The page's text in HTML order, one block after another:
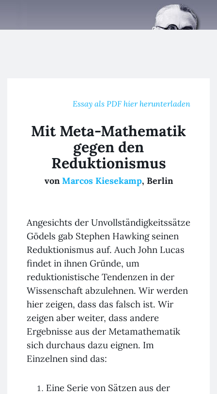
Kurt Gödel
Essay als PDF hier herunterladen
Mit Meta-Mathematik
gegen den
Reduktionismus
vonMarcos Kiesekamp, Berlin
Angesichts der Unvollständigkeitssätze
Gödels gab Stephen Hawking seinen
Reduktionismus auf. Auch John Lucas
findet in ihnen Gründe, um
reduktionistische Tendenzen in der
Wissenschaft abzulehnen. Wir werden
hier zeigen, dass das falsch ist. Wir
zeigen aber weiter, dass andere
Ergebnisse aus der Metamathematik
sich durchaus dazu eignen. Im
Einzelnen sind das:
Eine Serie von Sätzen aus der